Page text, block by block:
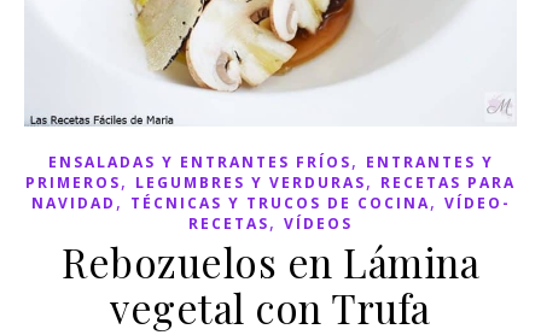
ENSALADAS Y ENTRANTES FRÍOS, ENTRANTES Y
PRIMEROS, LEGUMBRES Y VERDURAS, RECETAS PARA
NAVIDAD , TÉCNICAS Y TRUCOS DE COCINA, VÍDEO-
RECETAS, VÍDEOS
Rebozuelos en Lámina
vegetal con Trufa